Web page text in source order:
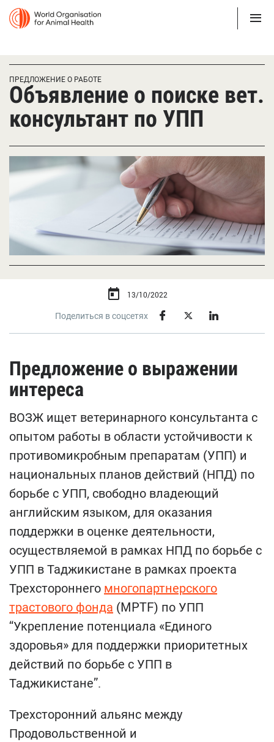
ПРЕДЛОЖЕНИЕ О РАБОТЕ
Объявление о поиске вет.
консультант по УПП
13/10/2022
Поделиться в соцсетях
Предложение о выражении
интереса
ВОЗЖ ищет ветеринарного консультанта с
опытом работы в области устойчивости к
противомикробным препаратам (УПП) и
национальных планов действий (НПД) по
борьбе с УПП, свободно владеющий
английским языком, для оказания
поддержки в оценке деятельности,
осуществляемой в рамках НПД по борьбе с
УПП в Таджикистане в рамках проекта
Трехстороннего многопартнерского
трастового фонда (MPTF) по УПП
“Укрепление потенциала «Единого
здоровья» для поддержки приоритетных
действий по борьбе с УПП в
Таджикистане”.
Трехсторонний альянс между
Продовольственной и